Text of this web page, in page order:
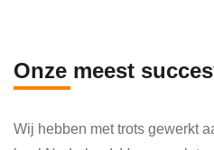
Onze meest
Wij hebben met trots gewerkt